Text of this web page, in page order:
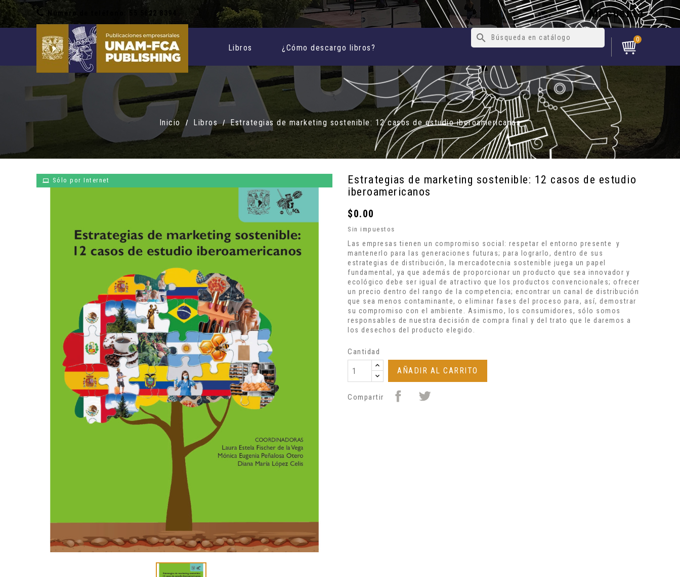
Número de teléfono: 55 5622 8394 Mi cuenta
0
search
Libros ¿Cómo descargo libros?
Inicio Libros Estrategias de marketing sostenible: 12 casos de estudio iberoamericanos
Sólo por Internet
Estrategias de marketing sostenible: 12 casos de estudio
iberoamericanos
$0.00
Sin impuestos
Las empresas tienen un compromiso social: respetar el entorno presente y
mantenerlo para las generaciones futuras; para lograrlo, dentro de sus
estrategias de distribución, la mercadotecnia sostenible juega un papel
fundamental, ya que además de proporcionar un producto que sea innovador y
ecológico debe ser igual de atractivo que los productos convencionales; ofrecer
un precio dentro del rango de la competencia; encontrar un canal de distribución
que sea menos contaminante, o eliminar fases del proceso para, así, demostrar
su compromiso con el ambiente. Asimismo, los consumidores, sólo somos
responsables de nuestra decisión de compra final y del trato que le daremos a
los desechos del producto elegido.
Cantidad
AÑADIR AL CARRITO
Compartir